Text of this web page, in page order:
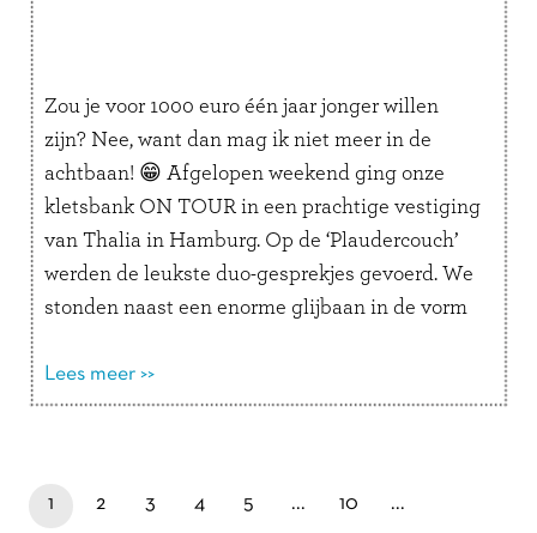
Zou je voor 1000 euro één jaar jonger willen
zijn? Nee, want dan mag ik niet meer in de
achtbaan! 😁 Afgelopen weekend ging onze
kletsbank ON TOUR in een prachtige vestiging
van Thalia in Hamburg. Op de ‘Plaudercouch’
werden de leukste duo-gesprekjes gevoerd. We
stonden naast een enorme glijbaan in de vorm
Lees meer >>
paginapage 1 of 16
je bent nu op pagina
1 pagina
2 pagina
3 pagina
4 pagina
5 ... pagina
10 ...
laatste pagina